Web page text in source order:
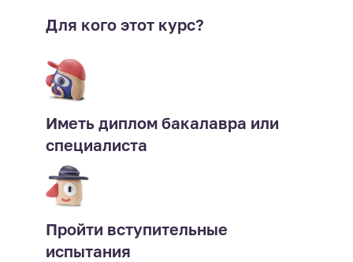
Для кого этот курс?
Иметь диплом бакалавра или
специалиста
Пройти вступительные
испытания